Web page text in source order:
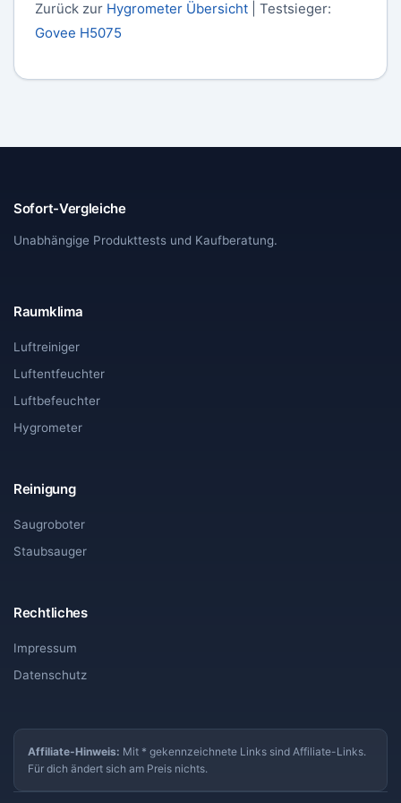
Zurück zur Hygrometer Übersicht| Testsieger:
Govee H5075
Sofort-Vergleiche
Unabhängige Produkttests und Kaufberatung.
Raumklima
Luftreiniger
Luftentfeuchter
Luftbefeuchter
Hygrometer
Reinigung
Saugroboter
Staubsauger
Rechtliches
Impressum
Datenschutz
Affiliate-Hinweis: Mit * gekennzeichnete Links sind Affiliate-Links.
Für dich ändert sich am Preis nichts.